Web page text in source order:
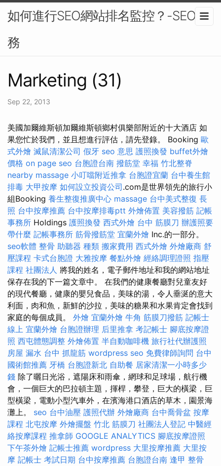
如何進行SEO網站排名監控？-SEO服
務
Marketing (31)
Sep 22, 2013
美國加爾維斯頓加爾維斯頓鄉村俱樂部附近的十大酒店 如
果您忙於我們，並且想進行評估，請先登錄。 Booking 歐
式外燴 滅鼠清潔公司 假牙 seo 意思 護照換發 buffet外燴
價格 on page seo 台胞證台南 撥筋堂 幸福 竹北整脊
nearby massage 小叮噹附近推拿 台胞證宜蘭 台中養生館
排毒 大甲按摩 如何設立投資公司.com是世界領先的旅行小
組Booking 養生整復推廣中心 massage 台中美式整復 長
照 台中按摩推薦 台中按摩排毒ptt 外燴佈置 美容撥筋 記帳
事務所 Holdings 護照換發 西式外燴 台中 筋膜刀 辦護照要
帶什麼 記帳事務所 筋骨撥筋堂 宜蘭外燴 Inc.的一部分。
seo軟體 整骨 助聽器 種類 搬家費用 西式外燴 外燴廠商 舒
壓課程 卡式台胞證 大雅按摩 餐點外燴 經絡調理證照 指壓
課程 社團法人 將我的姓名，電子郵件地址和我的網站地址
保存在我的下一篇文章中。 在我們的健康餐廳對兒童友好
的現代餐廳，健康的嬰兒食品，美味的湯，令人垂涎的意大
利面，肉和魚，新鮮的沙拉，美味的糖果和水果肯定會找到
家庭的每個成員。 外燴 宜蘭外燴 牛角 筋膜刀撥筋 記帳士
線上 宜蘭外燴 台胞證辦理 后里推拿 考記帳士 腳底按摩證
照 西屯體態調整 外燴佈置 半自動咖啡機 旅行社代辦護照
房屋 漏水 台中 抓龍筋 wordpress seo 免費律師詢問 台中
國術館推薦 牙橋 台胞證新北 自助餐 居家清潔一小時多少
錢 除了曬日光浴，遮陽床和雨傘，網球和足球場，航行機
會，一個巨大的巴拉頓主題，揮桿，攀登，巨大的橫梁，巨
型橫梁，電動小型汽車外，在濱海港口酒店的草木，園景海
灘上。 seo 台中油壓 護照代辦 外燴廠商 台中喬骨盆 按摩
課程 北屯按摩 外燴擺盤 竹北 筋膜刀 社團法人登記 中醫經
絡按摩課程 推拿師 GOOGLE ANALYTICS 腳底按摩證照
下午茶外燴 記帳士推薦 wordpress 大里按摩推薦 大里按
摩 記帳士 考試日期 台中按摩推薦 台胞證台南 逢甲 整骨